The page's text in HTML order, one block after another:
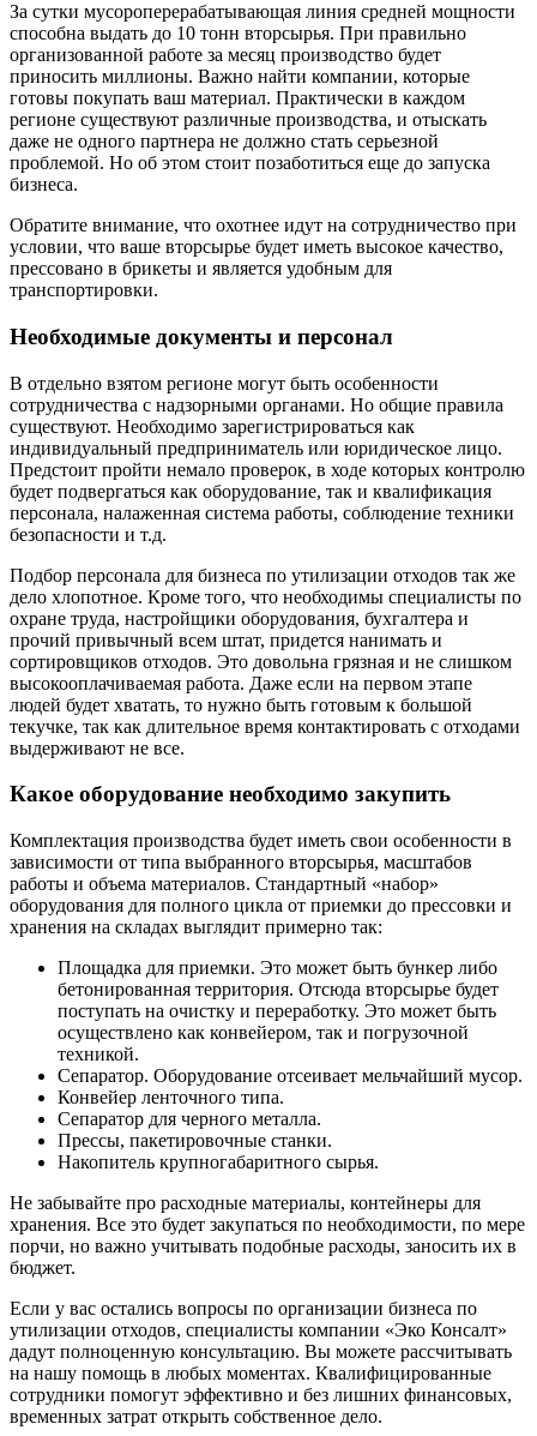
За сутки мусороперерабатывающая линия средней мощности
способна выдать до 10 тонн вторсырья. При правильно
организованной работе за месяц производство будет
приносить миллионы. Важно найти компании, которые
готовы покупать ваш материал. Практически в каждом
регионе существуют различные производства, и отыскать
даже не одного партнера не должно стать серьезной
проблемой. Но об этом стоит позаботиться еще до запуска
бизнеса.
Обратите внимание, что охотнее идут на сотрудничество при
условии, что ваше вторсырье будет иметь высокое качество,
прессовано в брикеты и является удобным для
транспортировки.
Необходимые документы и персонал
В отдельно взятом регионе могут быть особенности
сотрудничества с надзорными органами. Но общие правила
существуют. Необходимо зарегистрироваться как
индивидуальный предприниматель или юридическое лицо.
Предстоит пройти немало проверок, в ходе которых контролю
будет подвергаться как оборудование, так и квалификация
персонала, налаженная система работы, соблюдение техники
безопасности и т.д.
Подбор персонала для бизнеса по утилизации отходов так же
дело хлопотное. Кроме того, что необходимы специалисты по
охране труда, настройщики оборудования, бухгалтера и
прочий привычный всем штат, придется нанимать и
сортировщиков отходов. Это довольна грязная и не слишком
высокооплачиваемая работа. Даже если на первом этапе
людей будет хватать, то нужно быть готовым к большой
текучке, так как длительное время контактировать с отходами
выдерживают не все.
Какое оборудование необходимо закупить
Комплектация производства будет иметь свои особенности в
зависимости от типа выбранного вторсырья, масштабов
работы и объема материалов. Стандартный «набор»
оборудования для полного цикла от приемки до прессовки и
хранения на складах выглядит примерно так:
Площадка для приемки. Это может быть бункер либо
бетонированная территория. Отсюда вторсырье будет
поступать на очистку и переработку. Это может быть
осуществлено как конвейером, так и погрузочной
техникой.
Сепаратор. Оборудование отсеивает мельчайший мусор.
Конвейер ленточного типа.
Сепаратор для черного металла.
Прессы, пакетировочные станки.
Накопитель крупногабаритного сырья.
Не забывайте про расходные материалы, контейнеры для
хранения. Все это будет закупаться по необходимости, по мере
порчи, но важно учитывать подобные расходы, заносить их в
бюджет.
Если у вас остались вопросы по организации бизнеса по
утилизации отходов, специалисты компании «Эко Консалт»
дадут полноценную консультацию. Вы можете рассчитывать
на нашу помощь в любых моментах. Квалифицированные
сотрудники помогут эффективно и без лишних финансовых,
временных затрат открыть собственное дело.